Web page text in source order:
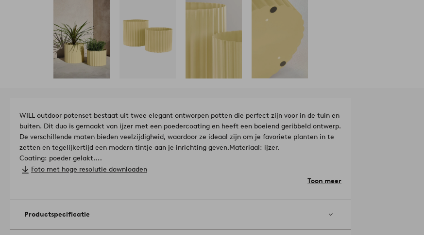
WILL outdoor potenset bestaat uit twee elegant ontworpen potten die perfect zijn voor in de tuin en
buiten. Dit duo is gemaakt van ijzer met een poedercoating en heeft een boeiend geribbeld ontwerp.
De verschillende maten bieden veelzijdigheid, waardoor ze ideaal zijn om je favoriete planten in te
zetten en tegelijkertijd een modern tintje aan je inrichting geven.Materiaal: ijzer.
Coating: poeder gelakt.
Afmetingen: ø 45x40 cm en ø 40x30 cm.
doek.Artikelnummer: 2106968-06-0
Foto met hoge resolutie downloaden
Toon meer
Productspecificatie